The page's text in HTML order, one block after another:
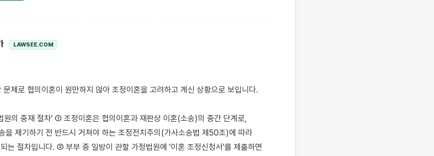
LAWSEE.COM
원의 중재 절차' ① 조정이혼은 협의이혼과 재판상 이혼(소송)의 중간 단계로,
을 제기하기 전 반드시 거쳐야 하는 조정전치주의(가사소송법 제50조)에 따라
는 절차입니다. ② 부부 중 일방이 관할 가정법원에 '이혼 조정신청서'를 제출하면